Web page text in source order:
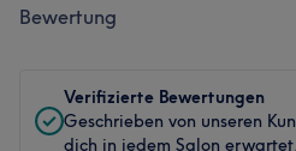
Bewertung
Verifizierte Bewertungen
Geschrieben von unseren
dich in jedem Salon erwartet.